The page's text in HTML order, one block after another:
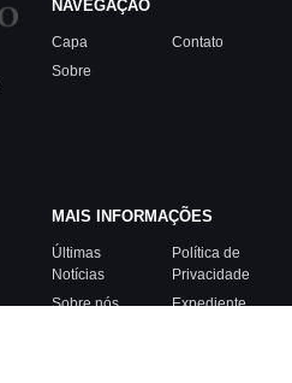
NAVEGAÇÃO
Capa
Sobre
Contato
MAIS INFORMAÇÕES
Últimas
Notícias
Sobre nós
Política de
Privacidade
Expediente